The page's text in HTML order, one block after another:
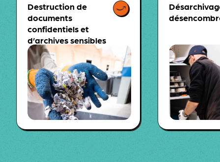
Destruction de
documents
confidentiels et
d’archives sensibles